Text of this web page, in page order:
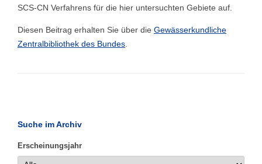
SCS-CN Verfahrens für die hier untersuchten Gebiete auf.
Diesen Beitrag erhalten Sie über die Gewässerkundliche
Zentralbibliothek des Bundes
Suche im Archiv
Erscheinungsjahr